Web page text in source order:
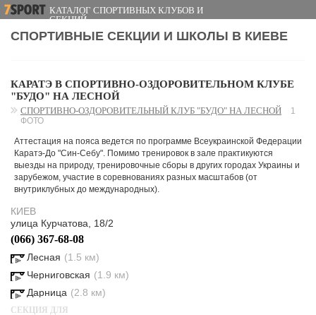
КАТАЛОГ СПОРТИВНЫХ КЛУБОВ И
СЕКЦИЙ
СПОРТИВНЫЕ СЕКЦИИ И ШКОЛЫ В КИЕВЕ
КАРАТЭ В СПОРТИВНО-ОЗДОРОВИТЕЛЬНОМ КЛУБЕ
"БУДО" НА ЛЕСНОЙ
СПОРТИВНО-ОЗДОРОВИТЕЛЬНЫЙ КЛУБ "БУДО" НА ЛЕСНОЙ
1
ФОТО
Аттестация на пояса ведется по программе Всеукраинской Федерации
Каратэ-До "Син-Себу". Помимо тренировок в зале практикуются
выезды на природу, тренировочные сборы в других городах Украины и
зарубежом, участие в соревнованиях разных масштабов (от
внутриклубных до международных).
КИЕВ
улица Курчатова, 18/2
(066) 367-68-08
Лесная (1.5 км)
Черниговская (1.9 км)
Дарница (2.8 км)
СЕКЦИЯ ДЛЯ